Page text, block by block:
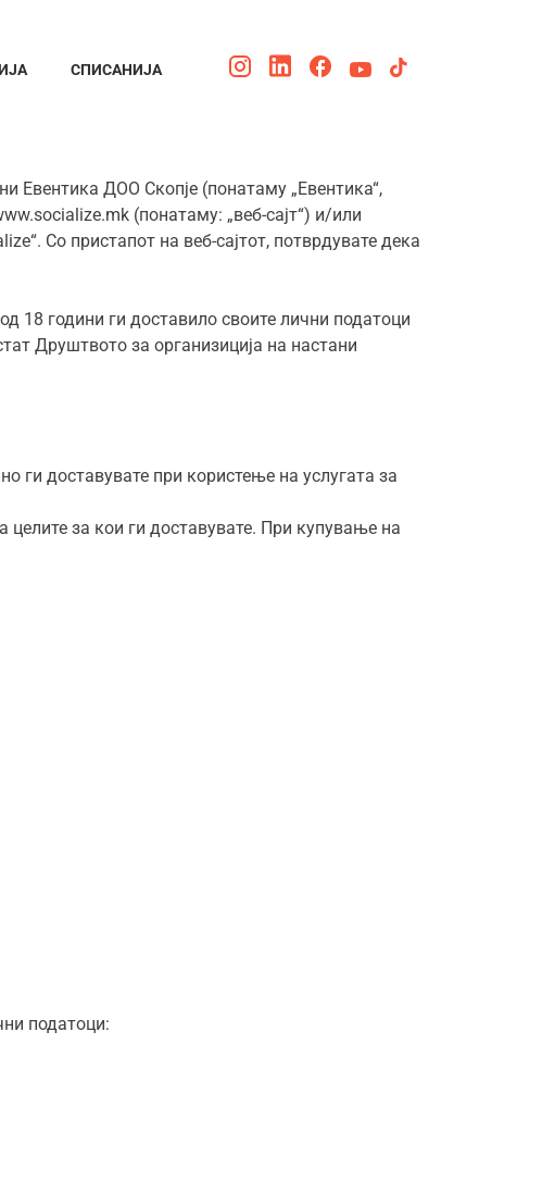
СПИСАНИЈА
Евентика ДОО Скопје (понатаму „Евентика“,
(понатаму: „веб-сајт“) и/или
Со пристапот на веб-сајтот, потврдувате дека
18 години ги доставило своите лични податоци
Друштвото за организиција на настани
ги доставувате при користење на услугата за
целите за кои ги доставувате. При купување на
податоци: